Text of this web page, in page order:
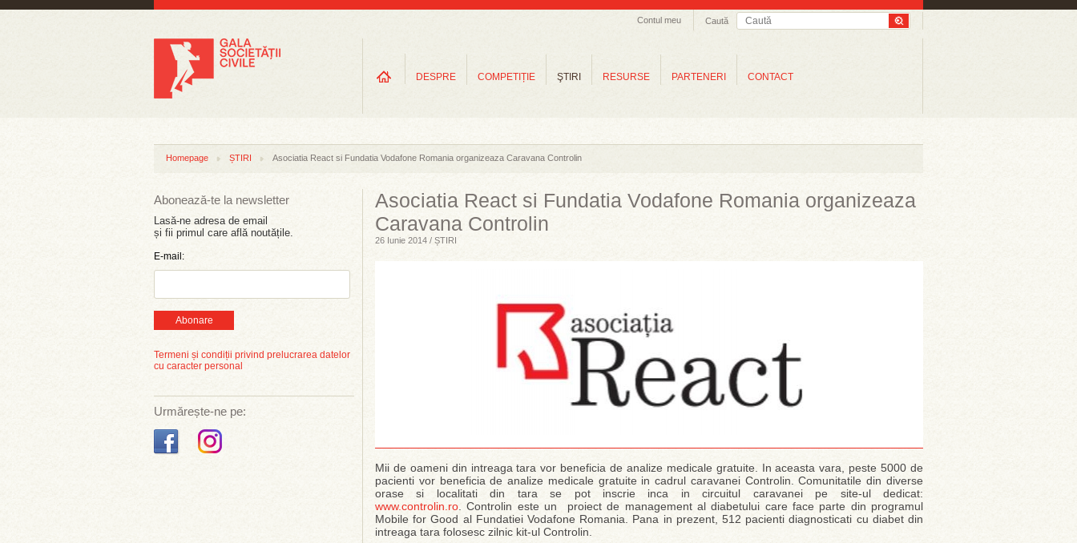
Caută
Contul meu
DESPRE COMPETIȚIE ŞTIRI RESURSE PARTENERI CONTACT
Homepage ȘTIRI Asociatia React si Fundatia Vodafone Romania organizeaza Caravana Controlin
Abonează-te la newsletter
Lasă-ne adresa de email
și fii primul care află noutățile.
E-mail:
Abonare
Termeni și condiții privind prelucrarea datelor
cu caracter personal
Urmărește-ne pe:
Asociatia React si Fundatia Vodafone Romania organizeaza
Caravana Controlin
26 Iunie 2014 / ȘTIRI
Mii de oameni din intreaga tara vor beneficia de analize medicale gratuite. In aceasta vara, peste 5000 de
pacienti vor beneficia de analize medicale gratuite in cadrul caravanei Controlin. Comunitatile din diverse
orase si localitati din tara se pot inscrie inca in circuitul caravanei pe site-ul dedicat:
www.controlin.ro . Controlin este un proiect de management al diabetului care face parte din programul
Mobile for Good al Fundatiei Vodafone Romania. Pana in prezent, 512 pacienti diagnosticati cu diabet din
intreaga tara folosesc zilnic kit-ul Controlin.